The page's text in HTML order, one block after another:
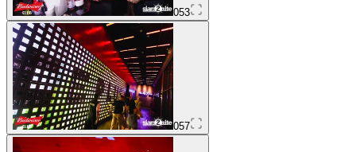
053
057